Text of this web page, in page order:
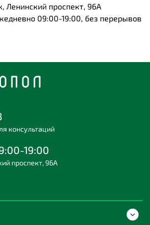
Ленинский проспект, 96А
09:00-19:00, без перерывов
консультаций
19:00
проспект, 96А